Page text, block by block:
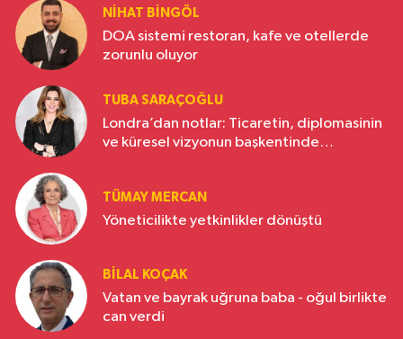
NIHAT BINGÖL
DOA sistemi restoran, kafe ve otellerde
zorunlu oluyor
TUBA SARAÇOĞLU
Londra’dan notlar: Ticaretin, diplomasinin
ve küresel vizyonun başkentinde
TÜMAY MERCAN
Yöneticilikte yetkinlikler dönüştü
BILAL KOÇAK
Vatan ve bayrak uğruna baba - oğul birlikte
can verdi